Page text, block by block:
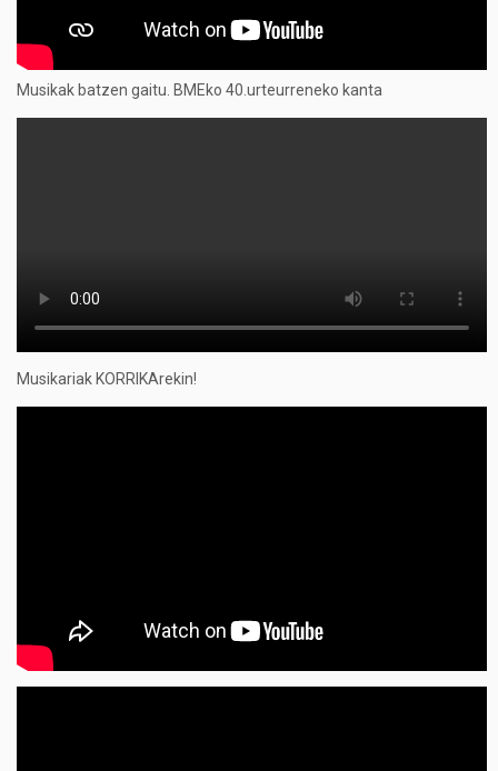
Musikak batzen gaitu. BMEko 40.urteurreneko kanta
Musikariak KORRIKArekin!